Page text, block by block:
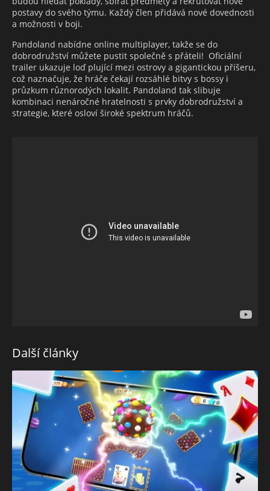
postavy do svého týmu. Každý člen přidává nové dovednosti
a možnosti v boji.
Pandoland nabídne online multiplayer, takže se do
dobrodružství můžete pustit společně s přáteli! Oficiální
trailer ukazuje loď plující mezi ostrovy a gigantickou příšeru,
což naznačuje, že hráče čekají rozsáhlé bitvy s bossy i
průzkum různorodých lokalit. Pandoland tak slibuje
kombinaci nenáročné hratelnosti s prvky dobrodružství a
strategie, které osloví široké spektrum hráčů.
Další články